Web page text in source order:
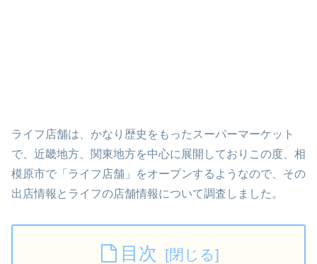
ライフ店舗は、かなり歴史をもったスーパーマーケット
で、近畿地方、関東地方を中心に展開しておりこの度、相
模原市で「ライフ店舗」をオープンするようなので、その
出店情報とライフの店舗情報について調査しました。
目次